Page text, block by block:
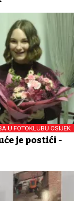
U FOTOKLUBU OSIJEK
je postići -